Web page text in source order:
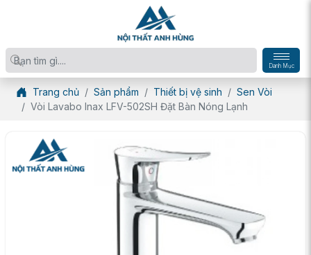
Danh Mục
Trang chủ Sản phẩm Thiết bị vệ sinh
Sen Vòi
Vòi Lavabo Inax LFV-502SH Đặt Bàn Nóng Lạnh